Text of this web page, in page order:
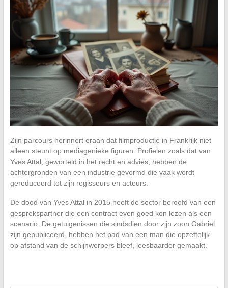
Zijn parcours herinnert eraan dat filmproductie in Frankrijk niet
alleen steunt op mediagenieke figuren. Profielen zoals dat van
Yves Attal, geworteld in het recht en advies, hebben de
achtergronden van een industrie gevormd die vaak wordt
gereduceerd tot zijn regisseurs en acteurs.
De dood van Yves Attal in 2015 heeft de sector beroofd van een
gesprekspartner die een contract even goed kon lezen als een
scenario. De getuigenissen die sindsdien door zijn zoon Gabriel
zijn gepubliceerd, hebben het pad van een man die opzettelijk
op afstand van de schijnwerpers bleef, leesbaarder gemaakt.